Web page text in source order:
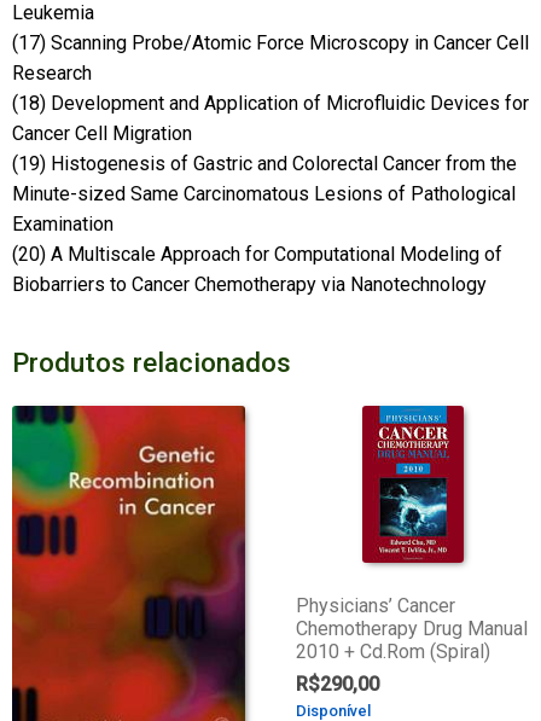
Leukemia
(17) Scanning Probe/Atomic Force Microscopy in Cancer Cell
Research
(18) Development and Application of Microfluidic Devices for
Cancer Cell Migration
(19) Histogenesis of Gastric and Colorectal Cancer from the
Minute-sized Same Carcinomatous Lesions of Pathological
Examination
(20) A Multiscale Approach for Computational Modeling of
Biobarriers to Cancer Chemotherapy via Nanotechnology
Produtos relacionados
Physicians’ Cancer
Chemotherapy Drug Manual
2010 + Cd.Rom (Spiral)
R$290,00
Disponível